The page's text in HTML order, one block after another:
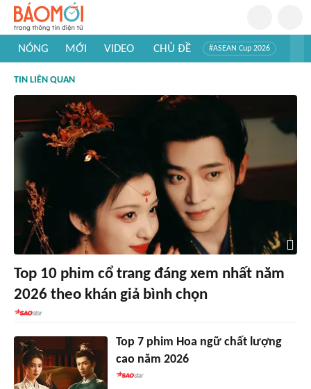
NÓNG MỚI VIDEO CHỦ ĐỀ #ASEAN Cup 2026
#Khám phá thế giới
TIN LIÊN QUAN
Top 10 phim cổ trang đáng xem nhất năm
2026 theo khán giả bình chọn
Top 7 phim Hoa ngữ chất lượng
cao năm 2026